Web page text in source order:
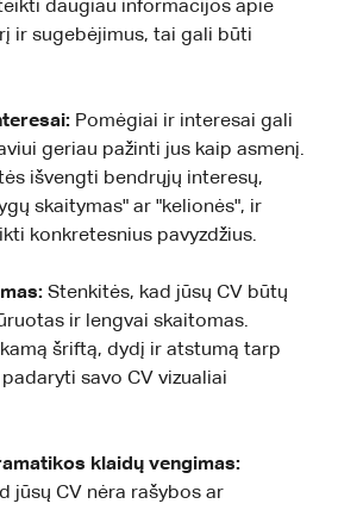
daugiau informacijos apie
ir sugebėjimus, tai gali būti
Pomėgiai ir interesai gali
geriau pažinti jus kaip asmenį.
išvengti bendrųjų interesų,
skaitymas" ar "kelionės", ir
konkretesnius pavyzdžius.
Stenkitės, kad jūsų CV būtų
ir lengvai skaitomas.
šriftą, dydį ir atstumą tarp
savo CV vizualiai
klaidų vengimas:
jūsų CV nėra rašybos ar